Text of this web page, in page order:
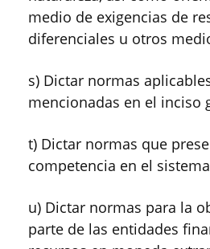
medio de exigencias de
diferenciales u otros
s) Dictar normas
mencionadas en el inciso
t) Dictar normas que
competencia en el
u) Dictar normas para la
parte de las entidades